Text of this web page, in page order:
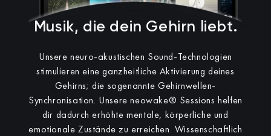
Musik, die dein Gehirn liebt.
Unsere neuro-akustischen Sound-Technologien
stimulieren eine ganzheitliche Aktivierung deines
Gehirns; die sogenannte Gehirnwellen-
Synchronisation. Unsere neowake® Sessions helfen
dir dadurch erhöhte mentale, körperliche und
emotionale Zustände zu erreichen. Wissenschaftlich